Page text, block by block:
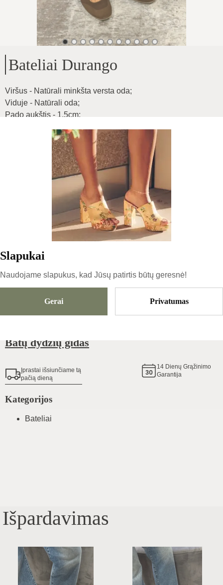
Slapukai
Naudojame slapukus, kad Jūsų patirtis būtų geresnė!
Gerai Privatumas
Bateliai Durango
Viršus - Natūrali minkšta versta oda;
Viduje - Natūrali oda;
Pado aukštis - 1,5cm;
6BYloGUHpoNiPOiRETHl
€
Pridėti Į Krepšelį
Batų dydžių gidas
Įprastai išsiunčiame tą
pačią dieną
14 Dienų Grąžinimo
Garantija
Kategorijos
Bateliai
Išpardavimas